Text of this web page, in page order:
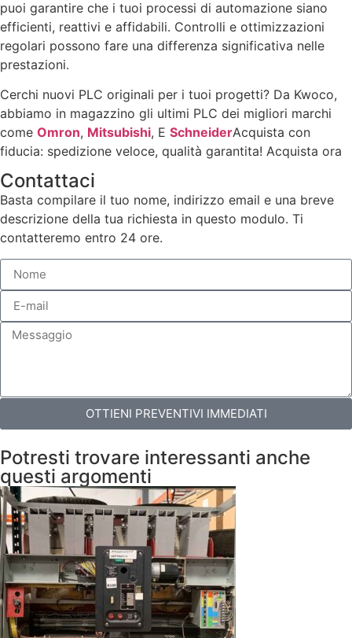
puoi garantire che i tuoi processi di automazione siano
efficienti, reattivi e affidabili. Controlli e ottimizzazioni
regolari possono fare una differenza significativa nelle
prestazioni.
Cerchi nuovi PLC originali per i tuoi progetti? Da Kwoco,
abbiamo in magazzino gli ultimi PLC dei migliori marchi
come Omron, Mitsubishi, E SchneiderAcquista con
fiducia: spedizione veloce, qualità garantita! Acquista ora
Contattaci
Basta compilare il tuo nome, indirizzo email e una breve
descrizione della tua richiesta in questo modulo. Ti
contatteremo entro 24 ore.
OTTIENI PREVENTIVI IMMEDIATI
Potresti trovare interessanti anche
questi argomenti